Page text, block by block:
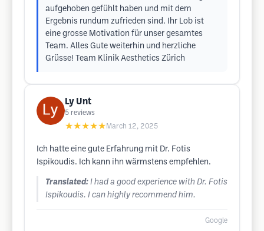
aufgehoben gefühlt haben und mit dem
Ergebnis rundum zufrieden sind. Ihr Lob ist
eine grosse Motivation für unser gesamtes
Team. Alles Gute weiterhin und herzliche
Grüsse! Team Klinik Aesthetics Zürich
Ly Unt
5 reviews
★★★★★ March 12, 2025
Ich hatte eine gute Erfahrung mit Dr. Fotis
Ispikoudis. Ich kann ihn wärmstens empfehlen.
Translated: I had a good experience with Dr. Fotis
Ispikoudis. I can highly recommend him.
Google